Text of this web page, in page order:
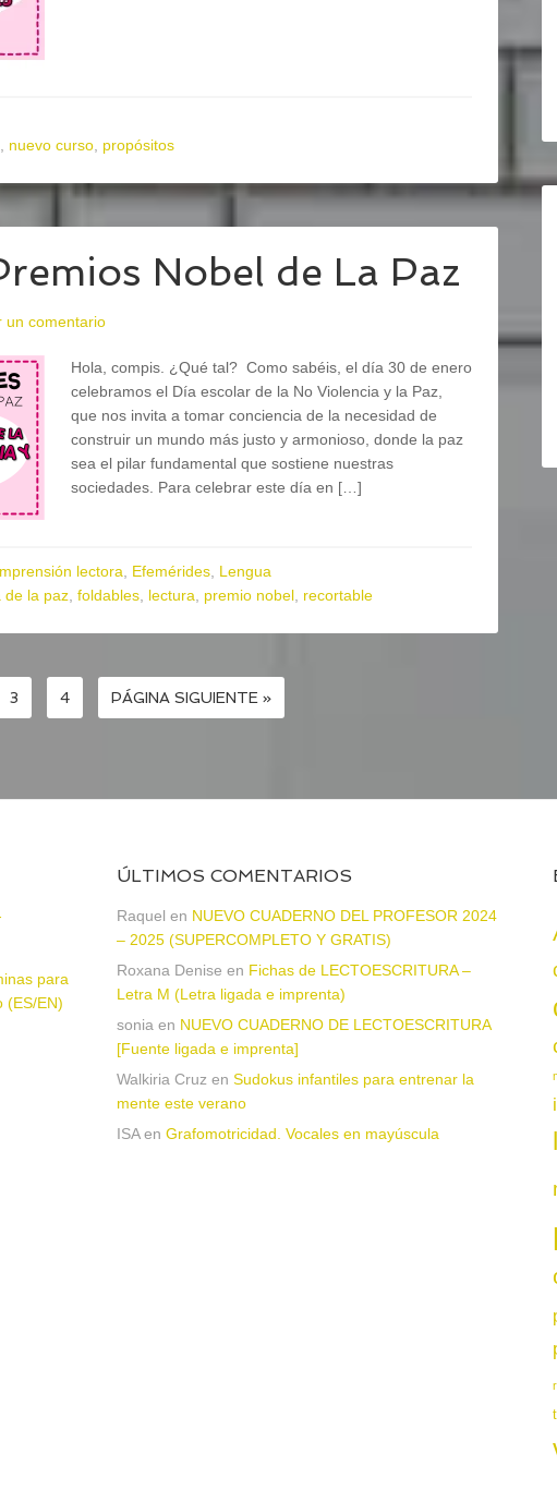
nuevo curso propósitos
Nobel de La Paz
un comentario
Hola, compis. ¿Qué tal? Como sabéis, el día 30 de enero
celebramos el Día escolar de la No Violencia y la Paz,
que nos invita a tomar conciencia de la necesidad de
construir un mundo más justo y armonioso, donde la paz
sea el pilar fundamental que sostiene nuestras
sociedades. Para celebrar este día en […]
lectora Efemérides Lengua
de la paz foldables lectura premio nobel recortable
3 4 PÁGINA SIGUIENTE »
para
(ES/EN)
ÚLTIMOS COMENTARIOS
Raquel en NUEVO CUADERNO DEL PROFESOR 2024
– 2025 (SUPERCOMPLETO Y GRATIS)
Roxana Denise en Fichas de LECTOESCRITURA –
Letra M (Letra ligada e imprenta)
sonia en NUEVO CUADERNO DE LECTOESCRITURA
[Fuente ligada e imprenta]
Walkiria Cruz en Sudokus infantiles para entrenar la
mente este verano
ISAen Grafomotricidad. Vocales en mayúscula